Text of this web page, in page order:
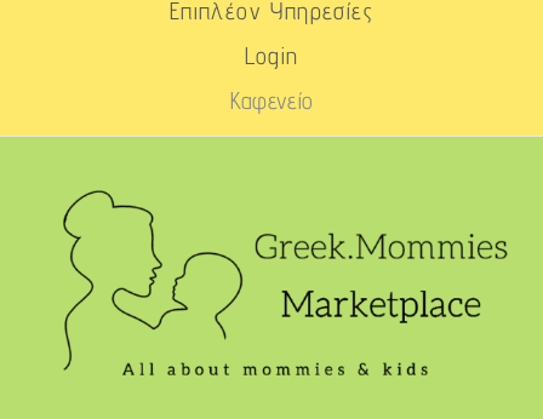
Επιπλέον Υπηρεσίες
Login
Καφενείο